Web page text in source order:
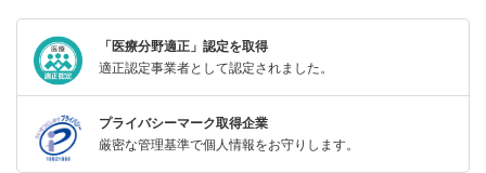
「医療分野適正」認定を取得
適正認定事業者として認定されました。
プライバシーマーク取得企業
厳密な管理基準で個人情報をお守りします。